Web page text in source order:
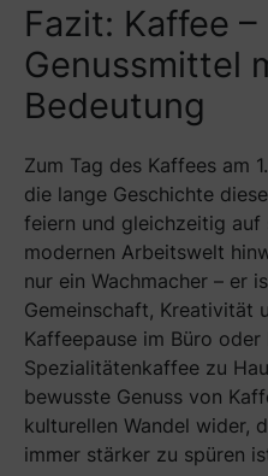
Fazit: Kaffee –
Genussmittel
Bedeutung
Zum Tag des Kaffees am
die lange Geschichte
feiern und gleichzeitig auf
modernen Arbeitswelt
nur ein Wachmacher – er
Gemeinschaft, Kreativität
Kaffeepause im Büro
Spezialitätenkaffee zu
bewusste Genuss von
kulturellen Wandel wider,
immer stärker zu spüren